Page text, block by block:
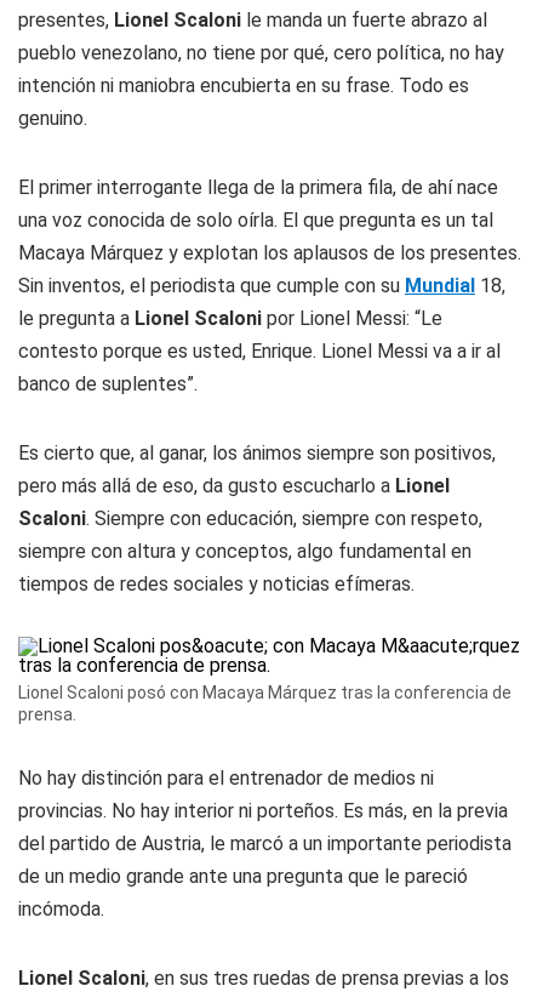
presentes, Lionel Scaloni le manda un fuerte abrazo al
pueblo venezolano, no tiene por qué, cero política, no hay
intención ni maniobra encubierta en su frase. Todo es
genuino.
El primer interrogante llega de la primera fila, de ahí nace
una voz conocida de solo oírla. El que pregunta es un tal
Macaya Márquez y explotan los aplausos de los presentes.
Sin inventos, el periodista que cumple con su Mundial 18,
le pregunta a Lionel Scaloni por Lionel Messi: “Le
contesto porque es usted, Enrique. Lionel Messi va a ir al
banco de suplentes”.
Es cierto que, al ganar, los ánimos siempre son positivos,
pero más allá de eso, da gusto escucharlo a Lionel
Scaloni. Siempre con educación, siempre con respeto,
siempre con altura y conceptos, algo fundamental en
tiempos de redes sociales y noticias efímeras.
Lionel Scaloni posó con Macaya Márquez tras la conferencia de
prensa.
No hay distinción para el entrenador de medios ni
provincias. No hay interior ni porteños. Es más, en la previa
del partido de Austria, le marcó a un importante periodista
de un medio grande ante una pregunta que le pareció
incómoda.
Lionel Scaloni, en sus tres ruedas de prensa previas a los